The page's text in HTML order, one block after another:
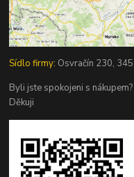
Sídlo firmy: Osvračín 230,
Byli jste spokojeni s
Děkuji